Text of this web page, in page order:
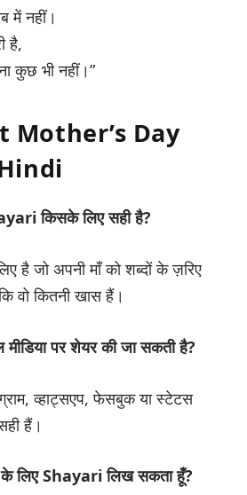
में नहीं।
है,
कुछ भी नहीं।”
Mother’s Day
किसके लिए सही है?
है जो अपनी माँ को शब्दों के ज़रिए
वो कितनी खास हैं।
पर शेयर की जा सकती है?
व्हाट्सएप, फेसबुक या स्टेटस
हैं।
के लिए Shayari लिख सकता हूँ?